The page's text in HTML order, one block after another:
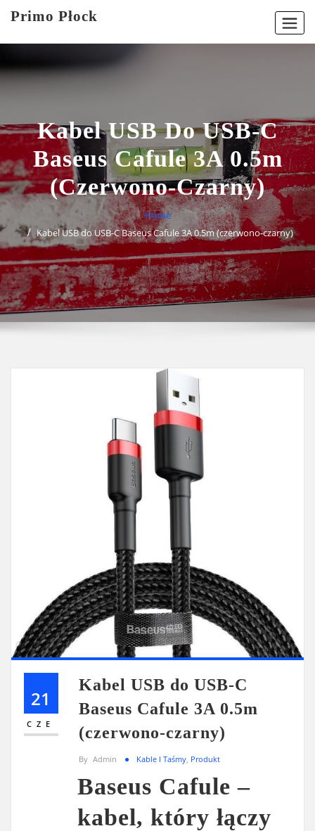
Primo Płock
Kabel USB Do USB-C
Baseus Cafule 3A 0.5m
(czerwono-Czarny)
Home
Kabel USB do USB-C Baseus Cafule 3A 0.5m (czerwono-czarny)
21
CZE
Kabel USB do USB-C
Baseus Cafule 3A 0.5m
(czerwono-czarny)
By Admin Kable I Taśmy Produkt
Baseus Cafule –
kabel, który łączy